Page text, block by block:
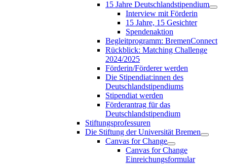
15 Jahre Deutschlandstipendium
Interview mit Förderin
15 Jahre, 15 Gesichter
Spendenaktion
Begleitprogramm: BremenConnect
Rückblick: Matching Challenge
2024/2025
Förderin/Förderer werden
Die Stipendiat:innen des
Deutschlandstipendiums
Stipendiat werden
Förderantrag für das
Deutschlandstipendium
Stiftungsprofessuren
Die Stiftung der Universität Bremen
Canvas for Change
Canvas for Change
Einreichungsformular